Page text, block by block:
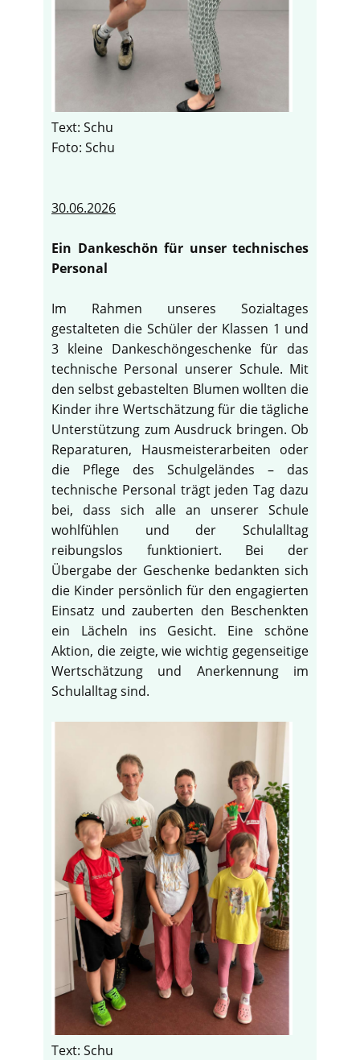
Text: Schu
Foto: Schu
30.06.2026
Ein Dankeschön für unser technisches
Personal
Im Rahmen unseres Sozialtages
gestalteten die Schüler der Klassen 1 und
3 kleine Dankeschöngeschenke für das
technische Personal unserer Schule. Mit
den selbst gebastelten Blumen wollten die
Kinder ihre Wertschätzung für die tägliche
Unterstützung zum Ausdruck bringen. Ob
Reparaturen, Hausmeisterarbeiten oder
die Pflege des Schulgeländes – das
technische Personal trägt jeden Tag dazu
bei, dass sich alle an unserer Schule
wohlfühlen und der Schulalltag
reibungslos funktioniert. Bei der
Übergabe der Geschenke bedankten sich
die Kinder persönlich für den engagierten
Einsatz und zauberten den Beschenkten
ein Lächeln ins Gesicht. Eine schöne
Aktion, die zeigte, wie wichtig gegenseitige
Wertschätzung und Anerkennung im
Schulalltag sind.
Text: Schu